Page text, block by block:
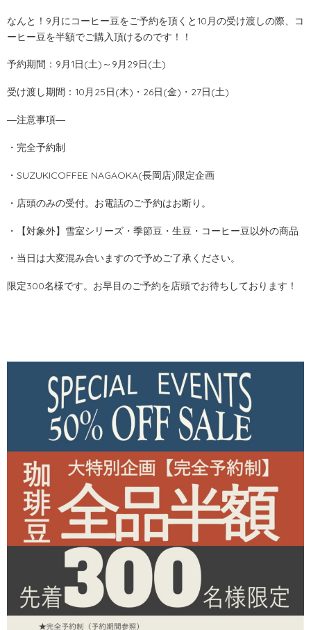
なんと！9月にコーヒー豆をご予約を頂くと10月の受け渡しの際、コ
ーヒー豆を半額でご購入頂けるのです！！
予約期間：9月1日(土)～9月29日(土)
受け渡し期間：10月25日(木)・26日(金)・27日(土)
―注意事項―
・完全予約制
・SUZUKICOFFEE NAGAOKA(長岡店)限定企画
・店頭のみの受付。お電話のご予約はお断り。
・【対象外】雪室シリーズ・季節豆・生豆・コーヒー豆以外の商品
・当日は大変混み合いますので予めご了承ください。
限定300名様です。お早目のご予約を店頭でお待ちしております！